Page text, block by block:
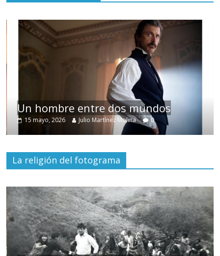
Un hombre entre dos mundos
15 mayo, 2026 Julio Martínez Molina 0
La religión del fotograma